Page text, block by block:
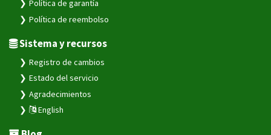
Política de garantía
Política de reembolso
Sistema y recursos
Registro de cambios
Estado del servicio
Agradecimientos
English